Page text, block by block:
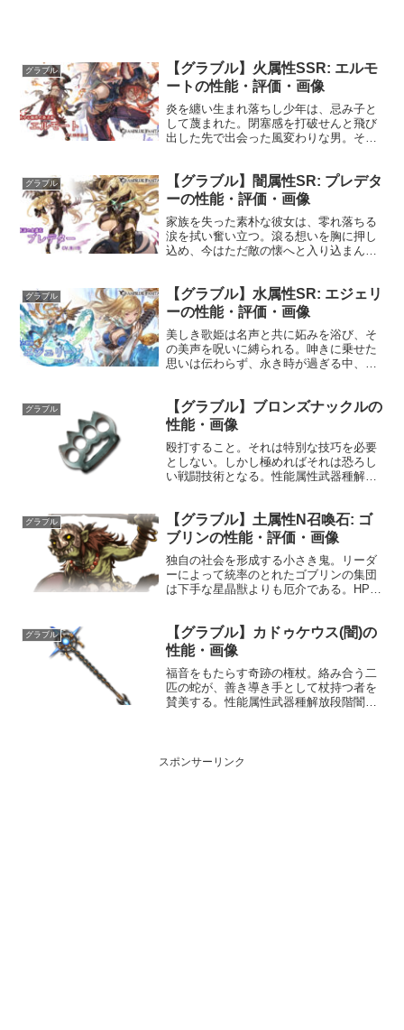
グラブル
【グラブル】火属性SSR: エルモ
ートの性能・評価・画像
炎を纏い生まれ落ちし少年は、忌み子と
して蔑まれた。閉塞感を打破せんと飛び
出した先で出会った風変わりな男。そん
っ直ぐ整い、今、義を重んじる青年へと
育つ。プロフィール年齢：...
グラブル
【グラブル】闇属性SR: プレデタ
ーの性能・評価・画像
家族を失った素朴な彼女は、零れ落ちる
涙を拭い奮い立つ。滾る想いを胸に押し
込め、今はただ敵の懐へと入り込まん
ューマン趣味：日記を書くこと（他人に
吐き出せない弱音を書...
グラブル
【グラブル】水属性SR: エジェリ
ーの性能・評価・画像
美しき歌姫は名声と共に妬みを浴び、そ
の美声を呪いに縛られる。呻きに乗せた
思いは伝わらず、永き時が過ぎる中、つ
立つ。プロフィール年齢：不明身長：
170cm種族：ヒューマン...
グラブル
【グラブル】ブロンズナックルの
性能・画像
殴打すること。それは特別な技巧を必要
としない。しかし極めればそれは恐ろし
い戦闘技術となる。性能属性武器種解放
1,685,000ダメージ〕入手方法ルピガチ...
グラブル
【グラブル】土属性N召喚石: ゴ
ブリンの性能・評価・画像
独自の社会を形成する小さき鬼。リーダ
ーによって統率のとれたゴブリンの集団
は下手な星晶獣よりも厄介である。HP攻
隔: 7ターン★★★敵全体に土属性ダメー
ジ(...
グラブル
【グラブル】カドゥケウス(闇)の
性能・画像
福音をもたらす奇跡の権杖。絡み合う二
匹の蛇が、善き導き手として杖持つ者を
賛美する。性能属性武器種解放段階闇杖
再...
スポンサーリンク